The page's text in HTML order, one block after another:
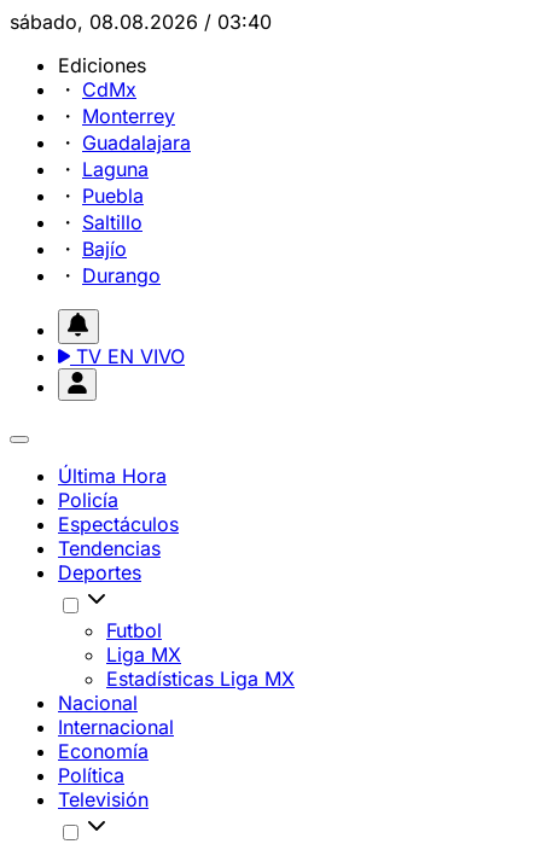
sábado, 08.08.2026 / 03:40
Ediciones
CdMx
Monterrey
Guadalajara
Laguna
Puebla
Saltillo
Bajío
Durango
TV EN VIVO
Última Hora
Policía
Espectáculos
Tendencias
Deportes
Futbol
Liga MX
Estadísticas Liga MX
Nacional
Internacional
Economía
Política
Televisión